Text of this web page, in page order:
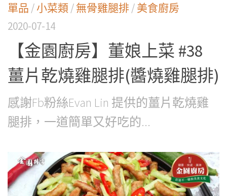
單品 /小菜類 /無骨雞腿排/美食廚房
2020-07-14
【金園廚房】董娘上菜 #38
薑片乾燒雞腿排(醬燒雞腿排)
感謝Fb粉絲Evan Lin 提供的薑片乾燒雞
腿排，一道簡單又好吃的...